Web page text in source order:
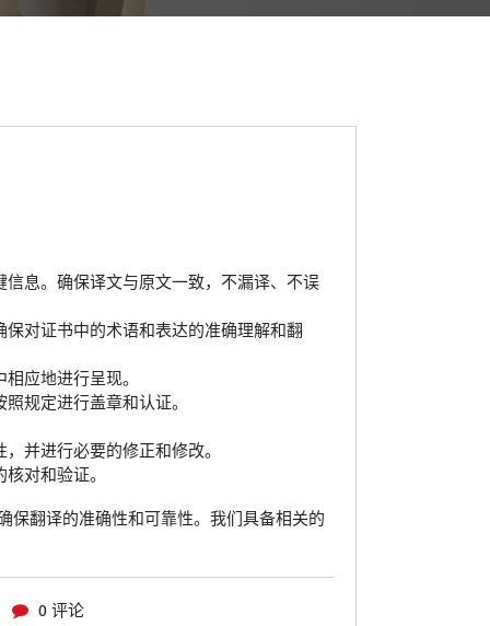
息。确保译文与原文一致，不漏译、不误
对证书中的术语和表达的准确理解和翻
应地进行呈现。
规定进行盖章和认证。
并进行必要的修正和修改。
对和验证。
保翻译的准确性和可靠性。我们具备相关的
0 评论